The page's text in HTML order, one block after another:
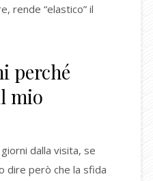
rende “elastico” il
perché
mio
dalla visita, se
dire però che la sfida